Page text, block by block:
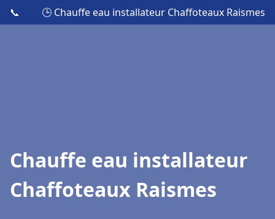
📞 🕒 Chauffe eau installateur Chaffoteaux Raismes
Chauffe eau installateur
Chaffoteaux Raismes